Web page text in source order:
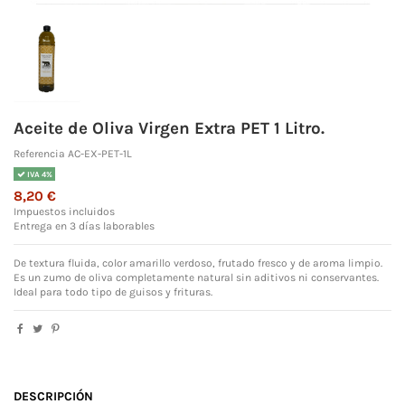
Aceite de Oliva Virgen Extra PET 1 Litro.
Referencia AC-EX-PET-1L
IVA 4%
8,20 €
Impuestos incluidos
Entrega en 3 días laborables
De textura fluida, color amarillo verdoso, frutado fresco y de aroma limpio.
Es un zumo de oliva completamente natural sin aditivos ni conservantes.
Ideal para todo tipo de guisos y frituras.
DESCRIPCIÓN